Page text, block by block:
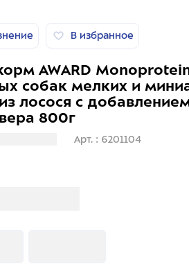
В избранное
AWARD
собак мелких и
лосося с
800г
Арт. : 6201104